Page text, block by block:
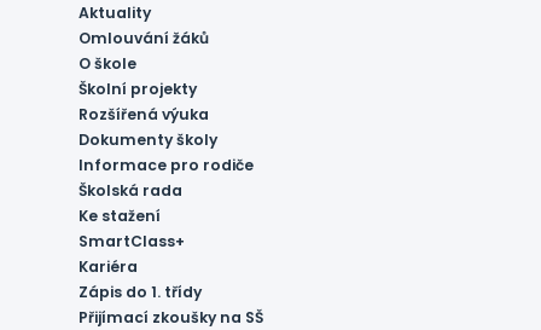
Aktuality
Omlouvání žáků
O škole
Školní projekty
Rozšířená výuka
Dokumenty školy
Informace pro rodiče
Školská rada
Ke stažení
SmartClass+
Kariéra
Zápis do 1. třídy
Přijímací zkoušky na SŠ